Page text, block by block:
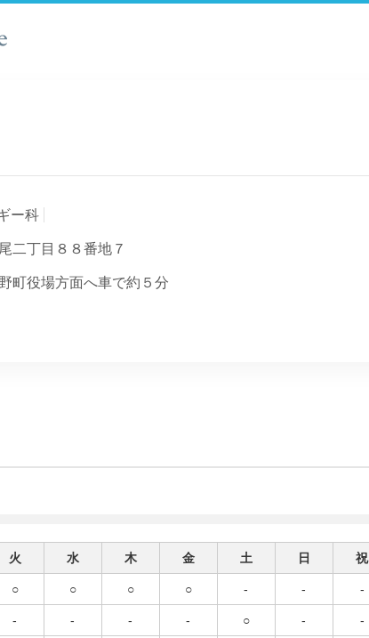
ー科
二丁目８８番地７
町役場方面へ車で約５分
火 水 木 金 土 日 祝
○ ○ ○ ○ - - -
- - - - ○ - -